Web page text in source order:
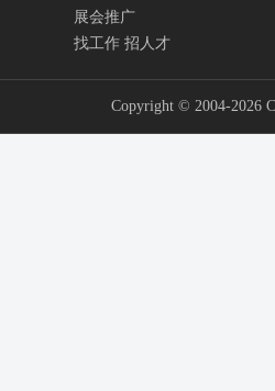
展会推广
找工作 招人才
Copyright © 2004-2026